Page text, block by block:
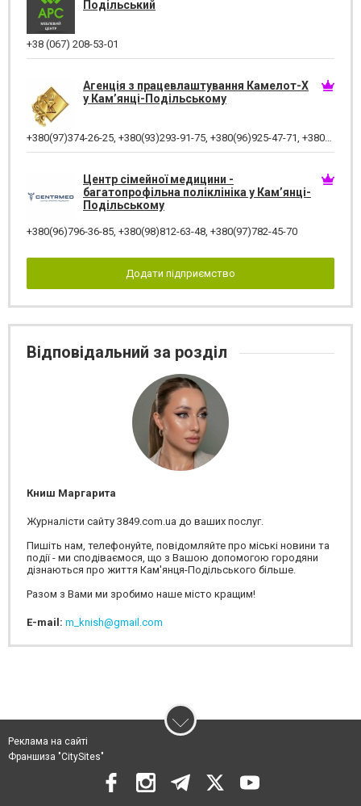
Подільський
+38 (067) 208-53-01
Агенція з працевлаштування Камелот-Х
у Кам’янці-Подільському
+380(97)374-26-25, +380(93)293-91-75, +380(96)925-47-71, +380(73)327-54-83
Центр сімейної медицини -
багатопрофільна поліклініка у Кам’янці-
Подільському
+380(96)796-36-85, +380(98)812-63-48, +380(97)782-45-70
Додати підприємство
Відповідальний за розділ
Книш Маргарита
Журналісти сайту 3849.com.ua до ваших послуг.
Пишіть нам, телефонуйте, повідомляйте про міські новини та
події - ми сподіваємося, що з Вашою допомогою городяни
дізнаються про життя Кам'янця-Подільського більше.
Разом з Вами ми зробимо наше місто кращим!
E-mail: m_knish@gmail.com
Реклама на сайті
Франшиза "CitySites"